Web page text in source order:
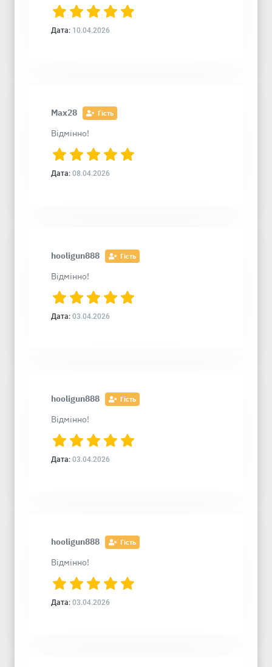
Дата: 10.04.2026
Max28 Гість
Відмінно!
Дата: 08.04.2026
hooligun888 Гість
Відмінно!
Дата: 03.04.2026
hooligun888 Гість
Відмінно!
Дата: 03.04.2026
hooligun888 Гість
Відмінно!
Дата: 03.04.2026